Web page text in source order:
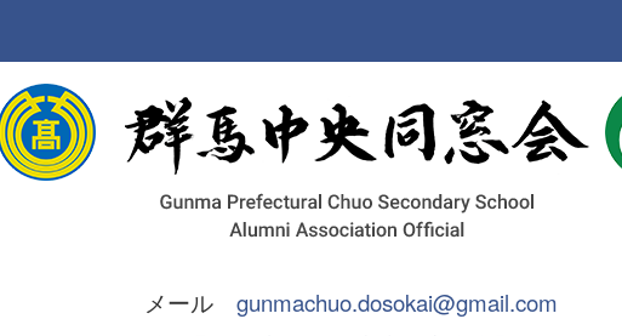
メール gunmachuo.dosokai@gmail.com